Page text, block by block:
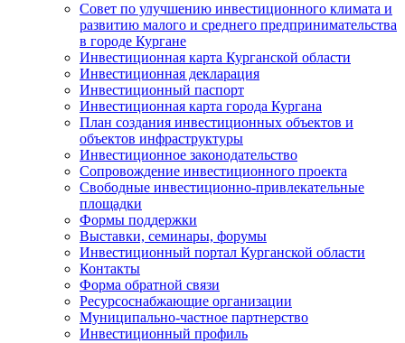
Совет по улучшению инвестиционного климата и
развитию малого и среднего предпринимательства
в городе Кургане
Инвестиционная карта Курганской области
Инвестиционная декларация
Инвестиционный паспорт
Инвестиционная карта города Кургана
План создания инвестиционных объектов и
объектов инфраструктуры
Инвестиционное законодательство
Сопровождение инвестиционного проекта
Свободные инвестиционно-привлекательные
площадки
Формы поддержки
Выставки, семинары, форумы
Инвестиционный портал Курганской области
Контакты
Форма обратной связи
Ресурсоснабжающие организации
Муниципально-частное партнерство
Инвестиционный профиль